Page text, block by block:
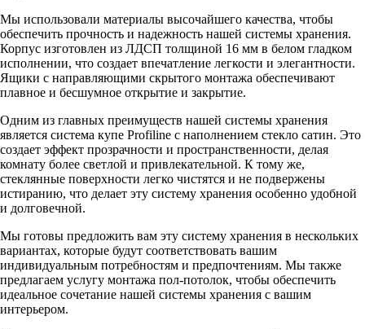
Мы использовали материалы высочайшего качества, чтобы
обеспечить прочность и надежность нашей системы хранения.
Корпус изготовлен из ЛДСП толщиной 16 мм в белом гладком
исполнении, что создает впечатление легкости и элегантности.
Ящики с направляющими скрытого монтажа обеспечивают
плавное и бесшумное открытие и закрытие.
Одним из главных преимуществ нашей системы хранения
является система купе Profiline с наполнением стекло сатин. Это
создает эффект прозрачности и пространственности, делая
комнату более светлой и привлекательной. К тому же,
стеклянные поверхности легко чистятся и не подвержены
истиранию, что делает эту систему хранения особенно удобной
и долговечной.
Мы готовы предложить вам эту систему хранения в нескольких
вариантах, которые будут соответствовать вашим
индивидуальным потребностям и предпочтениям. Мы также
предлагаем услугу монтажа пол-потолок, чтобы обеспечить
идеальное сочетание нашей системы хранения с вашим
интерьером.